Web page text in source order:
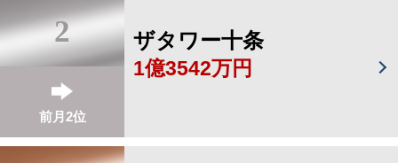
2
前月2位
ザタワー十条
1億3542万円